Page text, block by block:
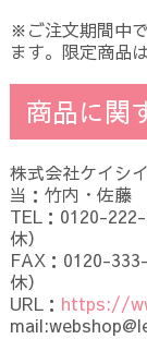
※ご注文期間中
ます。限定商品
商品に関
株式会社ケイシ
当：竹内・佐藤
TEL：0120-
休）
FAX：0120-
休）
URL： https://